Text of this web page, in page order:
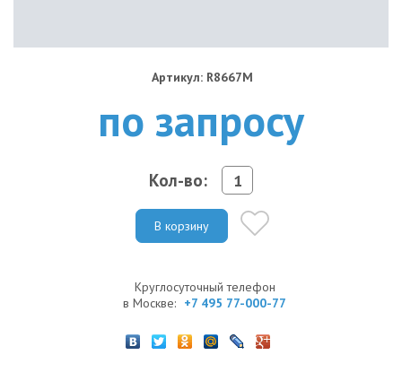
Артикул: R8667M
по запросу
Кол-во:
В корзину
Круглосуточный телефон
в Москве: +7 495 77-000-77